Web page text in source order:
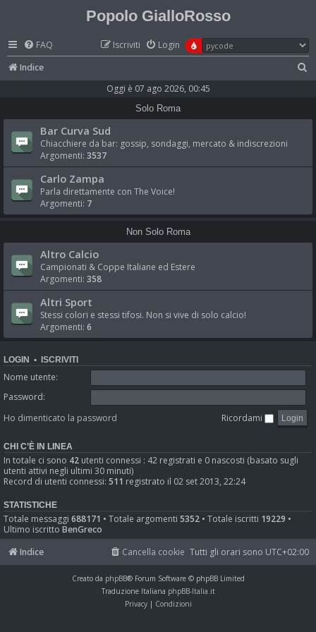
Popolo GialloRosso
FAQ Login
Iscriviti
Indice
c
Oggi è 07 ago 2026, 00:45
Solo Roma
Bar Curva Sud
Chiacchiere da bar: gossip, sondaggi, mercato & indiscrezioni
Argomenti: 3537
Carlo Zampa
Parla direttamente con The Voice!
Argomenti: 7
Non Solo Roma
Altro Calcio
Campionati & Coppe Italiane ed Estere
Argomenti: 358
Altri Sport
Stessi colori e stessi tifosi. Non si vive di solo calcio!
Argomenti: 6
LOGIN • ISCRIVITI
Nome utente:
Password:
Ho dimenticato la password
Ricordami
CHI C’È IN LINEA
In totale ci sono 42 utenti connessi : 42 registrati e 0 nascosti (basato sugli
utenti attivi negli ultimi 30 minuti)
Record di utenti connessi: 511 registrato il 02 set 2013, 22:24
STATISTICHE
Totale messaggi 688171 • Totale argomenti 5352 • Totale iscritti 19229 •
Ultimo iscritto BenGreco
Indice
Tutti gli orari sono UTC+02:00
Cancella cookie
Creato da phpBB® Forum Software © phpBB Limited
Traduzione Italiana phpBB-Italia.it
Privacy| Condizioni